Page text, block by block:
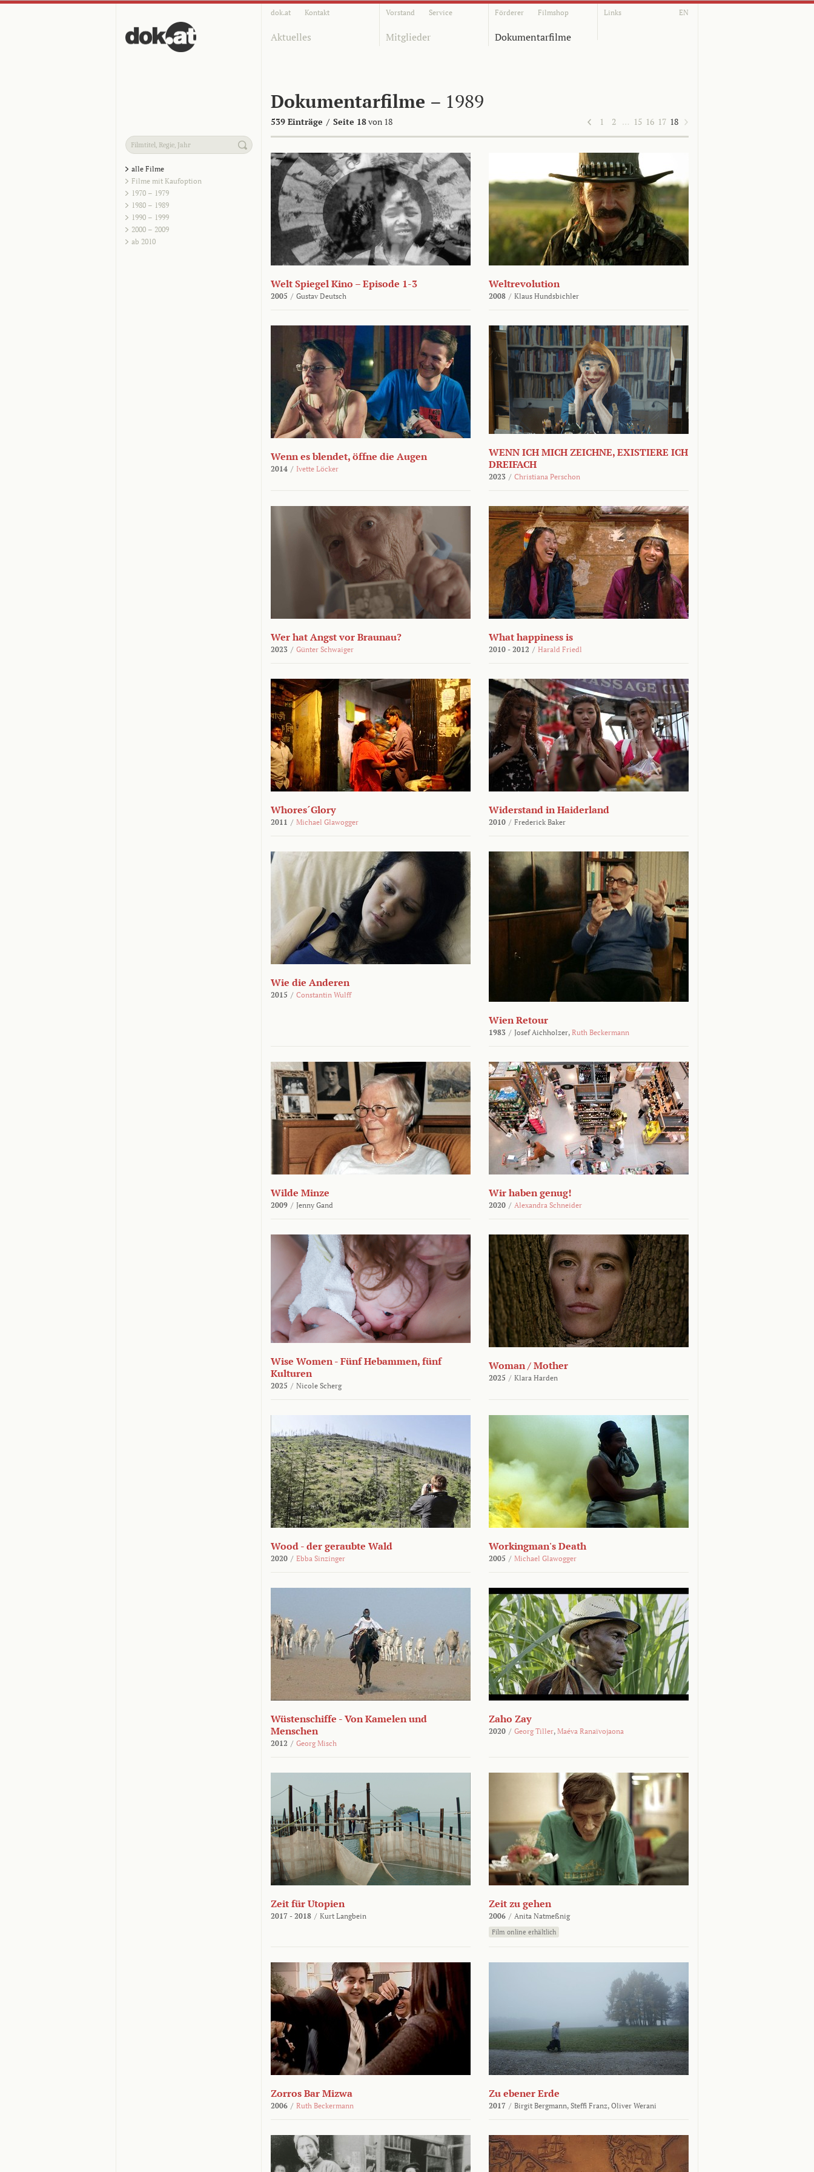
dok.at Kontakt Vorstand Service Förderer Filmshop Links EN
Aktuelles Mitglieder Dokumentarfilme
Dokumentarfilme – 1989
539 Einträge / Seite 18von 18 1 2 … 15 16 17 18
alle Filme
Filme mit Kaufoption
1970 – 1979
1980 – 1989
1990 – 1999
2000 – 2009
ab 2010
Welt Spiegel Kino – Episode 1-3
2005 / Gustav Deutsch
Weltrevolution
2008 / Klaus Hundsbichler
Wenn es blendet, öffne die Augen
2014 / Ivette Löcker
WENN ICH MICH ZEICHNE, EXISTIERE ICH
DREIFACH
2023 / Christiana Perschon
Wer hat Angst vor Braunau?
2023 / Günter Schwaiger
What happiness is
2010 - 2012 / Harald Friedl
Whores´Glory
2011 / Michael Glawogger
Widerstand in Haiderland
2010 / Frederick Baker
Wie die Anderen
2015 / Constantin Wulff
Wien Retour
1983 / Josef Aichholzer, Ruth Beckermann
Wilde Minze
2009 / Jenny Gand
Wir haben genug!
2020 / Alexandra Schneider
Wise Women - Fünf Hebammen, fünf
Kulturen
2025 / Nicole Scherg
Woman / Mother
2025 / Klara Harden
Wood - der geraubte Wald
2020 / Ebba Sinzinger
Workingman's Death
2005 / Michael Glawogger
Wüstenschiffe - Von Kamelen und
Menschen
2012 / Georg Misch
Zaho Zay
2020 / Georg Tiller, Maéva Ranaïvojaona
Zeit für Utopien
2017 - 2018 / Kurt Langbein
Zeit zu gehen
2006 / Anita Natmeßnig
Film online erhältlich
Zorros Bar Mizwa
2006 / Ruth Beckermann
Zu ebener Erde
2017 / Birgit Bergmann, Steffi Franz, Oliver Werani